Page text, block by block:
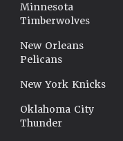
Minnesota
Timberwolves
New Orleans
Pelicans
New York Knicks
Oklahoma City
Thunder